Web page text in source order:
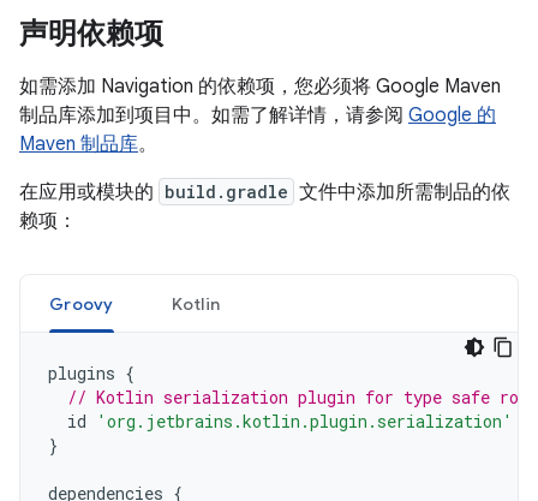
声明依赖项
如需添加 Navigation 的依赖项，您必须将 Google Maven
制品库添加到项目中。如需了解详情，请参阅 Google 的
Maven 制品库。
在应用或模块的 build.gradle 文件中添加所需制品的依
赖项：
Groovy Kotlin
plugins {
// Kotlin serialization plugin for type safe
id
'org.jetbrains.kotlin.plugin.serialization'
}
dependencies {